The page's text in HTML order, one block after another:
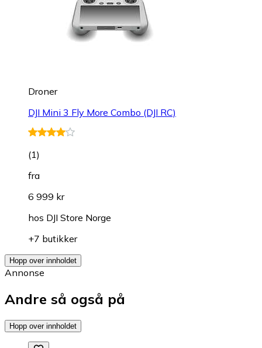
Droner
DJI Mini 3 Fly More Combo (DJI RC)
(1)
fra
6 999 kr
hos DJI Store Norge
+7 butikker
Hopp over innholdet
Annonse
Andre så også på
Hopp over innholdet